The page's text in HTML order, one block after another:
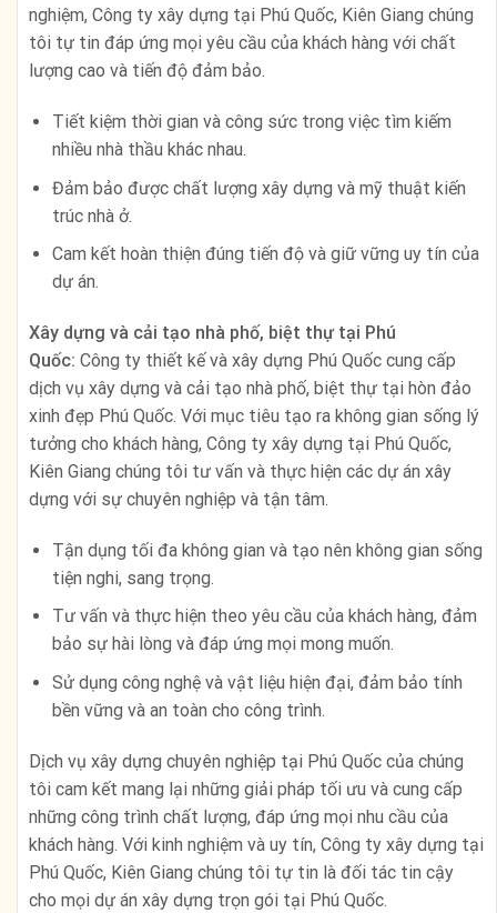
nghiệm, Công ty xây dựng tại Phú Quốc, Kiên Giang chúng
tôi tự tin đáp ứng mọi yêu cầu của khách hàng với chất
lượng cao và tiến độ đảm bảo.
Tiết kiệm thời gian và công sức trong việc tìm kiếm
nhiều nhà thầu khác nhau.
Đảm bảo được chất lượng xây dựng và mỹ thuật kiến
trúc nhà ở.
Cam kết hoàn thiện đúng tiến độ và giữ vững uy tín của
dự án.
Xây dựng và cải tạo nhà phố, biệt thự tại Phú
Quốc: Công ty thiết kế và xây dựng Phú Quốc cung cấp
dịch vụ xây dựng và cải tạo nhà phố, biệt thự tại hòn đảo
xinh đẹp Phú Quốc. Với mục tiêu tạo ra không gian sống lý
tưởng cho khách hàng, Công ty xây dựng tại Phú Quốc,
Kiên Giang chúng tôi tư vấn và thực hiện các dự án xây
dựng với sự chuyên nghiệp và tận tâm.
Tận dụng tối đa không gian và tạo nên không gian sống
tiện nghi, sang trọng.
Tư vấn và thực hiện theo yêu cầu của khách hàng, đảm
bảo sự hài lòng và đáp ứng mọi mong muốn.
Sử dụng công nghệ và vật liệu hiện đại, đảm bảo tính
bền vững và an toàn cho công trình.
Dịch vụ xây dựng chuyên nghiệp tại Phú Quốc của chúng
tôi cam kết mang lại những giải pháp tối ưu và cung cấp
những công trình chất lượng, đáp ứng mọi nhu cầu của
khách hàng. Với kinh nghiệm và uy tín, Công ty xây dựng tại
Phú Quốc, Kiên Giang chúng tôi tự tin là đối tác tin cậy
cho mọi dự án xây dựng trọn gói tại Phú Quốc.